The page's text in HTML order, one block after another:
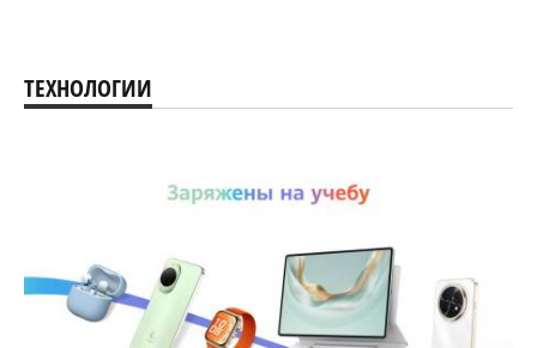
ТЕХНОЛОГИИ